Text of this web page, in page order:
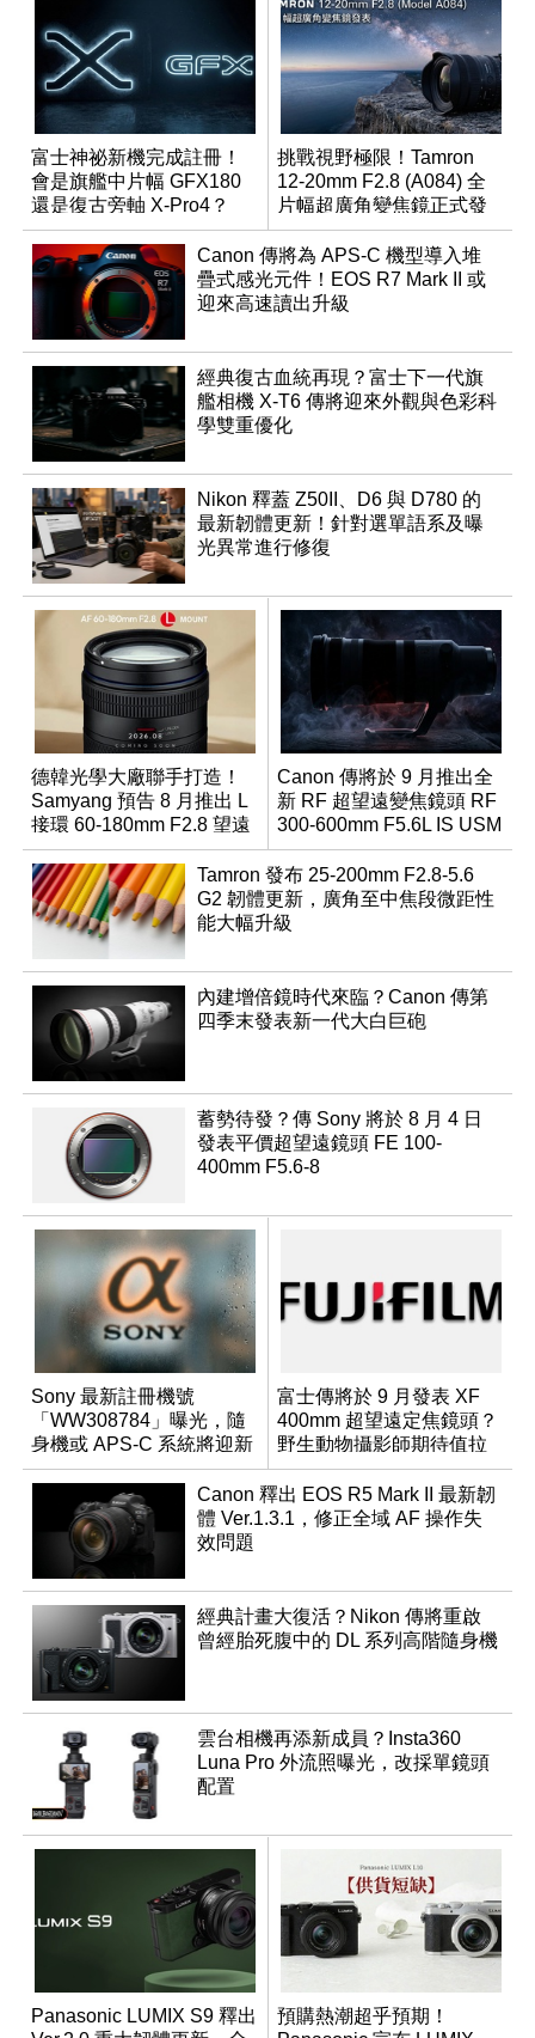
富士神祕新機完成註冊！
會是旗艦中片幅 GFX180
還是復古旁軸 X-Pro4？
挑戰視野極限！Tamron
12-20mm F2.8 (A084) 全
片幅超廣角變焦鏡正式發
表
Canon 傳將為 APS-C 機型導入堆
疊式感光元件！EOS R7 Mark II 或
迎來高速讀出升級
經典復古血統再現？富士下一代旗
艦相機 X-T6 傳將迎來外觀與色彩科
學雙重優化
Nikon 釋蓋 Z50II、D6 與 D780 的
最新韌體更新！針對選單語系及曝
光異常進行修復
德韓光學大廠聯手打造！
Samyang 預告 8 月推出 L
接環 60-180mm F2.8 望遠
變焦鏡
Canon 傳將於 9 月推出全
新 RF 超望遠變焦鏡頭 RF
300-600mm F5.6L IS USM
Tamron 發布 25-200mm F2.8-5.6
G2 韌體更新，廣角至中焦段微距性
能大幅升級
內建增倍鏡時代來臨？Canon 傳第
四季末發表新一代大白巨砲
蓄勢待發？傳 Sony 將於 8 月 4 日
發表平價超望遠鏡頭 FE 100-
400mm F5.6-8
Sony 最新註冊機號
「WW308784」曝光，隨
身機或 APS-C 系統將迎新
成員？
富士傳將於 9 月發表 XF
400mm 超望遠定焦鏡頭？
野生動物攝影師期待值拉
滿
Canon 釋出 EOS R5 Mark II 最新韌
體 Ver.1.3.1，修正全域 AF 操作失
效問題
經典計畫大復活？Nikon 傳將重啟
曾經胎死腹中的 DL 系列高階隨身機
雲台相機再添新成員？Insta360
Luna Pro 外流照曝光，改採單鏡頭
配置
Panasonic LUMIX S9 釋出
預購熱潮超乎預期！